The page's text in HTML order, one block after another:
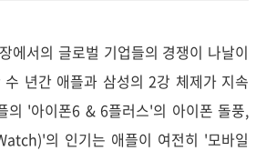
에서의 글로벌 기업들의 경쟁이 나날이
수 년간 애플과 삼성의 2강 체제가 지속
의 '아이폰6 & 6플러스'의 아이폰 돌풍,
의 인기는 애플이 여전히 '모바일